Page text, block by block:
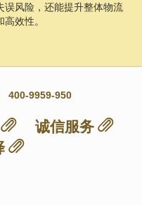
误风险，还能提升整体物流
效性。
400-9959-950
诚信服务